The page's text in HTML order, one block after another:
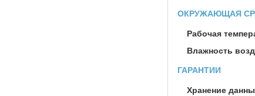
ОКРУЖАЮЩАЯ
Рабочая
Влажность
ГАРАНТИИ
Хранение